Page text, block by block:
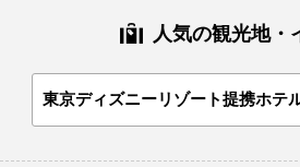
人気の観光地・
東京ディズニーリゾート提携ホテ